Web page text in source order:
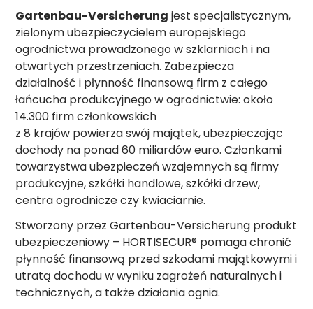
Gartenbau-Versicherung jest specjalistycznym,
zielonym ubezpieczycielem europejskiego
ogrodnictwa prowadzonego w szklarniach i na
otwartych przestrzeniach. Zabezpiecza
działalność i płynność finansową firm z całego
łańcucha produkcyjnego w ogrodnictwie: około
14.300 firm członkowskich
z 8 krajów powierza swój majątek, ubezpieczając
dochody na ponad 60 miliardów euro. Członkami
towarzystwa ubezpieczeń wzajemnych są firmy
produkcyjne, szkółki handlowe, szkółki drzew,
centra ogrodnicze czy kwiaciarnie.
Stworzony przez Gartenbau-Versicherung produkt
ubezpieczeniowy – HORTISECUR® pomaga chronić
płynność finansową przed szkodami majątkowymi i
utratą dochodu w wyniku zagrożeń naturalnych i
technicznych, a także działania ognia.